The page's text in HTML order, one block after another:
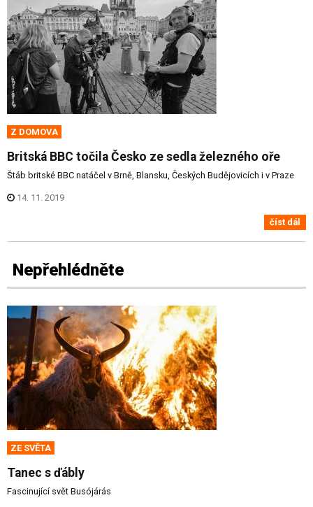
Z DOMOVA
Britská BBC točila Česko ze sedla železného oře
Štáb britské BBC natáčel v Brně, Blansku, Českých Budějovicích i v Praze
14. 11. 2019
číst dál
Nepřehlédněte
ZE SVĚTA
Tanec s ďábly
Fascinující svět Busójárás